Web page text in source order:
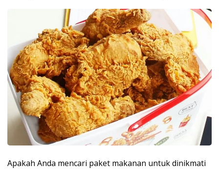
Apakah Anda mencari paket makanan untuk dinikmati